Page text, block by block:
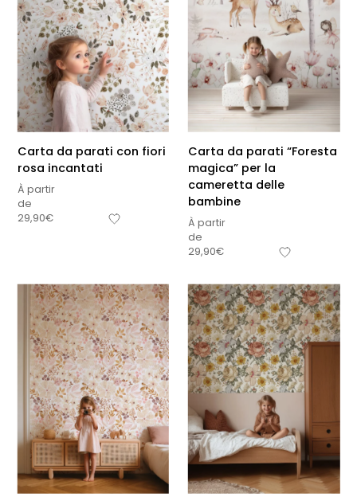
Carta da parati con fiori
rosa incantati
À partir
de
29,90€
Carta da parati “Foresta
magica” per la
cameretta delle
bambine
À partir
de
29,90€